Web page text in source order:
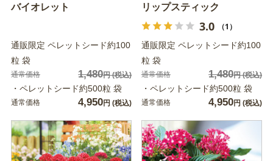
バイオレット
通販限定 ペレットシード約100
粒 袋
通常価格 1,480円(税込)
・ペレットシード約500粒 袋
通常価格 4,950円 (税込)
リップスティック
3.0 （1）
通販限定 ペレットシード約100
粒 袋
通常価格 1,480円(税込)
・ペレットシード約500粒 袋
通常価格 4,950円 (税込)